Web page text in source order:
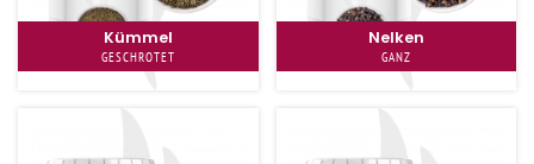
Kümmel
GESCHROTET
Nelken
GANZ